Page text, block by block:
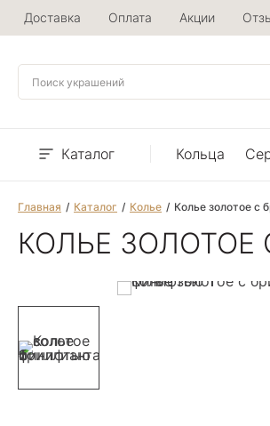
Доставка Оплата Акции
Каталог Кольца
Главная Каталог Колье Колье золотое с
КОЛЬЕ